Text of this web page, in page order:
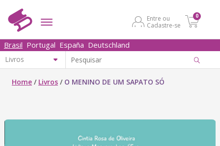
Entre ou
Cadastre-se
0
Brasil Portugal España Deutschland
Home / Livros / O MENINO DE UM SAPATO SÓ